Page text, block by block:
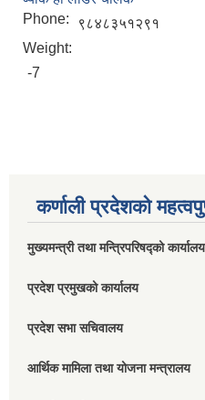
Phone:
९८४८३५१२९१
Weight:
-7
कर्णाली प्रदेशको
मुख्यमन्त्री तथा मन्त्रिपरिषद्को कार्यालय
प्रदेश प्रमुखको कार्यालय
प्रदेश सभा सचिवालय
आर्थिक मामिला तथा योजना मन्त्रालय